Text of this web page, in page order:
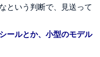
という判断で、見送って
ールとか、小型のモデル